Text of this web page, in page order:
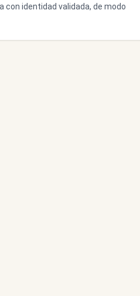
con identidad validada, de modo